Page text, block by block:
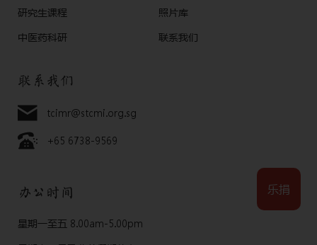
研究生课程
中医药科研
照片库
联系我们
联系我们
tcimr@stcmi.org.sg
+65 6738-9569
办公时间
星期一至五 8.00am-5.00pm
乐捐